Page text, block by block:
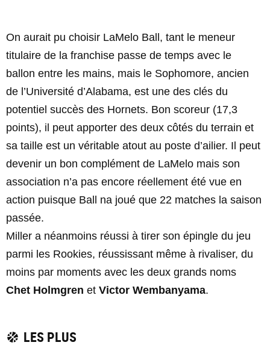
On aurait pu choisir LaMelo Ball, tant le meneur
titulaire de la franchise passe de temps avec le
ballon entre les mains, mais le Sophomore, ancien
de l’Université d’Alabama, est une des clés du
potentiel succès des Hornets. Bon scoreur (17,3
points), il peut apporter des deux côtés du terrain et
sa taille est un véritable atout au poste d’ailier. Il peut
devenir un bon complément de LaMelo mais son
association n’a pas encore réellement été vue en
action puisque Ball na joué que 22 matches la saison
passée.
Miller a néanmoins réussi à tirer son épingle du jeu
parmi les Rookies, réussissant même à rivaliser, du
moins par moments avec les deux grands noms
Chet Holmgren et Victor Wembanyama.
LES PLUS